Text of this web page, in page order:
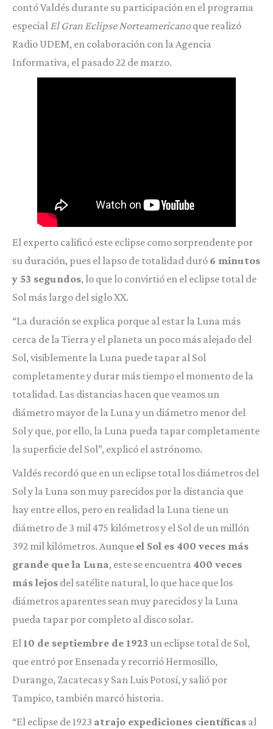
contó Valdés durante su participación en el programa
especial El Gran Eclipse Norteamericanoque realizó
Radio UDEM, en colaboración con la Agencia
Informativa, el pasado 22 de marzo.
El experto calificó este eclipse como sorprendente por
su duración, pues el lapso de totalidad duró 6 minutos
y 53 segundos, lo que lo convirtió en el eclipse total de
Sol más largo del siglo XX.
“La duración se explica porque al estar la Luna más
cerca de la Tierra y el planeta un poco más alejado del
Sol, visiblemente la Luna puede tapar al Sol
completamente y durar más tiempo el momento de la
totalidad. Las distancias hacen que veamos un
diámetro mayor de la Luna y un diámetro menor del
Sol y que, por ello, la Luna pueda tapar completamente
la superficie del Sol”, explicó el astrónomo.
Valdés recordó que en un eclipse total los diámetros del
Sol y la Luna son muy parecidos por la distancia que
hay entre ellos, pero en realidad la Luna tiene un
diámetro de 3 mil 475 kilómetros y el Sol de un millón
392 mil kilómetros. Aunque el Sol es 400 veces más
grande que la Luna, este se encuentra 400 veces
más lejos del satélite natural, lo que hace que los
diámetros aparentes sean muy parecidos y la Luna
pueda tapar por completo al disco solar.
El 10 de septiembre de 1923 un eclipse total de Sol,
que entró por Ensenada y recorrió Hermosillo,
Durango, Zacatecas y San Luis Potosí, y salió por
Tampico, también marcó historia.
“El eclipse de 1923 atrajo expediciones científicas al